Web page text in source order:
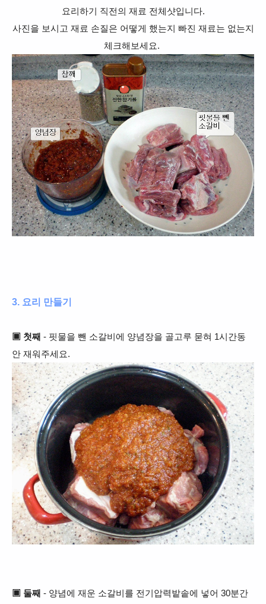
요리하기 직전의 재료 전체샷입니다.
사진을 보시고 재료 손질은 어떻게 했는지 빠진 재료는 없는지
체크해보세요.
3. 요리 만들기
▣ 첫째 - 핏물을 뺀 소갈비에
양념장을 골고루 묻혀 1시간동
안 재워주세요.
▣ 둘째 - 양념에 재운 소갈비 를 전기압력밭솥에 넣어 30분간